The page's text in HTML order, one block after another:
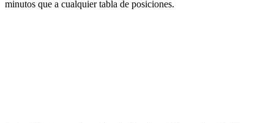
minutos que a cualquier tabla de posiciones.